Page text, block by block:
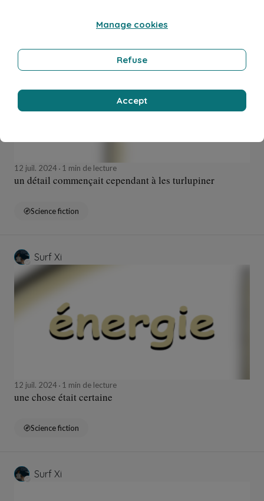
12 juil. 2024 1 min de lecture
un détail commençait cependant à les turlupiner
Science fiction
Surf Xi
12 juil. 2024 1 min de lecture
une chose était certaine
Science fiction
Surf Xi
Manage cookies
Refuse
Accept